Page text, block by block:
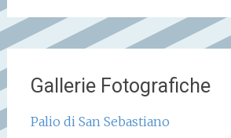
Gallerie Fotografiche
Palio di San Sebastiano